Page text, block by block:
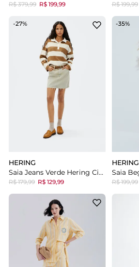
R$ 379,99 R$ 199,99 R$ 199,99
-27%
HERING
Saia Jeans Verde Hering Cintura Média Barra A Fio
R$ 179,99 R$ 129,99
-35%
HERING
R$ 199,99